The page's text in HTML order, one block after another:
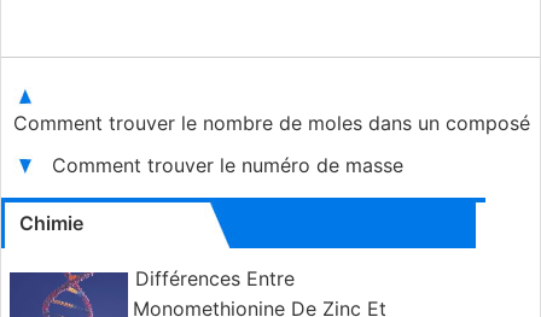
Comment trouver le nombre de moles dans un composé
Comment trouver le numéro de masse
Chimie
Différences Entre
Monomethionine De Zinc Et